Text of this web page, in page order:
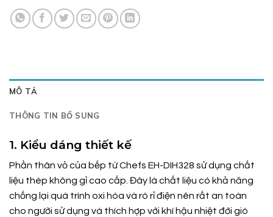
MÔ TẢ
THÔNG TIN BỔ SUNG
1. Kiểu dáng thiết kế
Phần thân vỏ của bếp từ Chefs EH-DIH328 sử dụng chất
liệu thép không gỉ cao cấp. Đây là chất liệu có khả năng
chống lại quá trình oxi hóa và rò rỉ điện nên rất an toàn
cho người sử dụng và thích hợp với khí hậu nhiệt đới gió